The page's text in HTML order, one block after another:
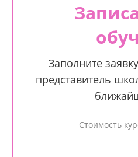
Заполните
представитель
Стоимость